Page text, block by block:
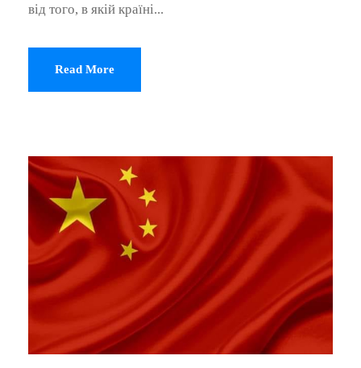
від того, в якій країні...
Read More